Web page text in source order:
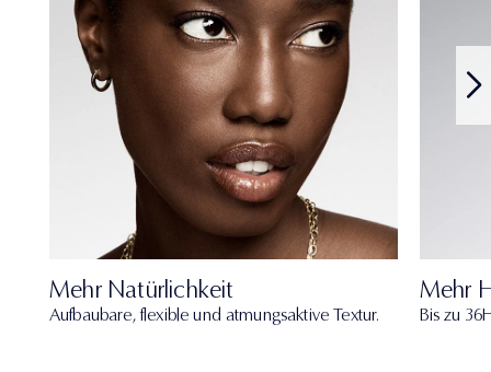
Mehr Natürlichkeit
Aufbaubare, flexible und atmungsaktive Textur.
Mehr
Bis zu